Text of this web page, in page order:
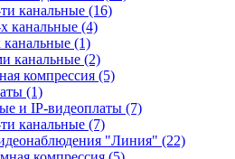
канальные (16)
канальные (4)
канальные (1)
канальные (2)
компрессия (5)
(1)
и IP-видеоплаты (7)
канальные (7)
"Линия" (22)